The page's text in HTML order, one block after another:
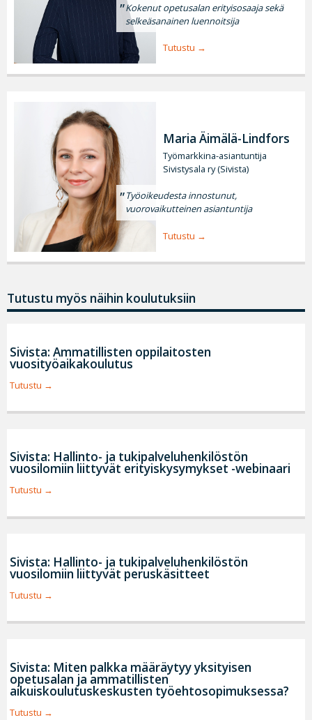
Kokenut opetusalan erityisosaaja sekä
selkeäsanainen luennoitsija
Tutustu
Maria Äimälä-Lindfors
Työmarkkina-asiantuntija
Sivistysala ry (Sivista)
Työoikeudesta innostunut,
vuorovaikutteinen asiantuntija
Tutustu
Tutustu myös näihin koulutuksiin
Sivista: Ammatillisten oppilaitosten
vuosityöaikakoulutus
Tutustu
Sivista: Hallinto- ja tukipalveluhenkilöstön
vuosilomiin liittyvät erityiskysymykset -webinaari
Tutustu
Sivista: Hallinto- ja tukipalveluhenkilöstön
vuosilomiin liittyvät peruskäsitteet
Tutustu
Sivista: Miten palkka määräytyy yksityisen
opetusalan ja ammatillisten
aikuiskoulutuskeskusten työehtosopimuksessa?
Tutustu